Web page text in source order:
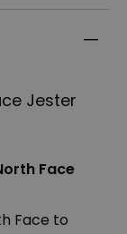
Jester
Face
Face to